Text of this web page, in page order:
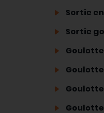
Sortie
Sortie